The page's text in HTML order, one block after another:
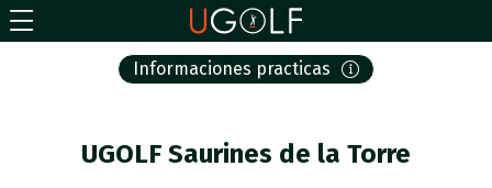
Informaciones practicas
UGOLF Saurines de la Torre